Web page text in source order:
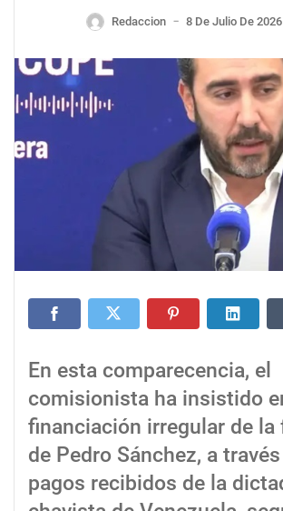
Redaccion — 8 De Julio De 2026
En esta comparecencia, el
comisionista ha insistido
financiación irregular de la
de Pedro Sánchez, a
pagos recibidos de la